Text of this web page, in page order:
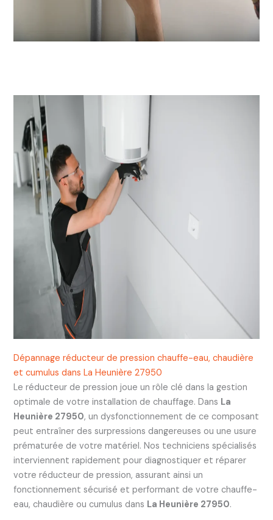
Dépannage réducteur de pression chauffe-eau, chaudière
et cumulus dans La Heunière 27950
Le réducteur de pression joue un rôle clé dans la gestion
optimale de votre installation de chauffage. Dans La
Heunière 27950, un dysfonctionnement de ce composant
peut entraîner des surpressions dangereuses ou une usure
prématurée de votre matériel. Nos techniciens spécialisés
interviennent rapidement pour diagnostiquer et réparer
votre réducteur de pression, assurant ainsi un
fonctionnement sécurisé et performant de votre chauffe-
eau, chaudière ou cumulus dans La Heunière 27950.